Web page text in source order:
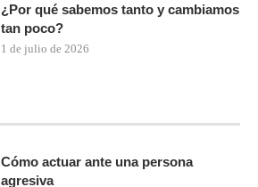
¿Por qué sabemos tanto y cambiamos
tan poco?
1 de julio de 2026
Cómo actuar ante una persona
agresiva